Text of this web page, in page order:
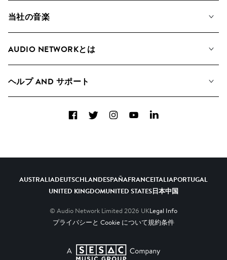
当社の音楽
検索
アルバム
AUDIO NETWORKとは
ヘルプ AND サポート
FacebookTwitterInstagramYouTubeLinkedIn
AUSTRALIADEUTSCHLANDESPAÑAFRANCEITALIAPORTUGAL
UNITED KINGDOMUNITED STATES日本中国
© Audio Network Limited 2026 UKLegal Info
プライバシーと Cookie について規約条件
A SESAC Company